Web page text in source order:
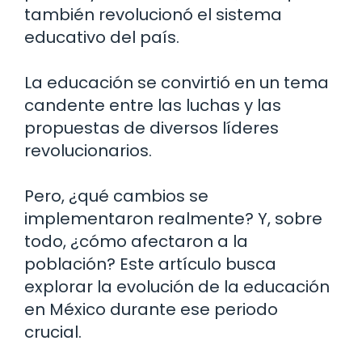
también revolucionó el sistema
educativo del país.
La educación se convirtió en un tema
candente entre las luchas y las
propuestas de diversos líderes
revolucionarios.
Pero, ¿qué cambios se
implementaron realmente? Y, sobre
todo, ¿cómo afectaron a la
población? Este artículo busca
explorar la evolución de la educación
en México durante ese periodo
crucial.